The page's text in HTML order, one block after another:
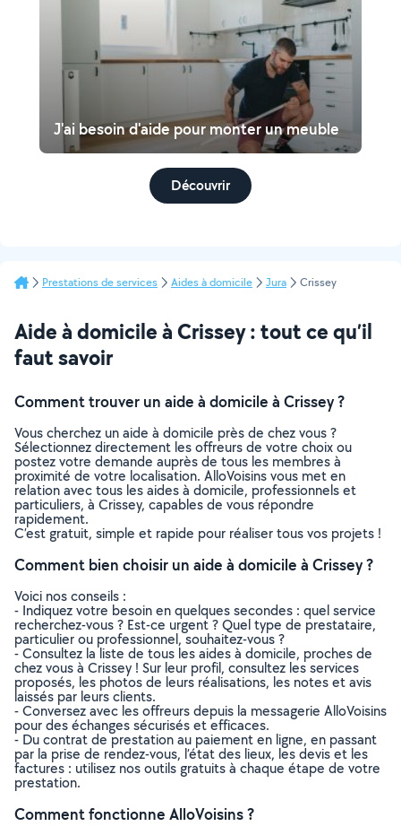
J'ai besoin d'aide pour monter un meuble
Découvrir
Prestations de services Aides à domicile Jura Crissey
Aide à domicile à Crissey : tout ce qu’il
faut savoir
Comment trouver un aide à domicile à Crissey ?
Vous cherchez un aide à domicile près de chez vous ?
Sélectionnez directement les offreurs de votre choix ou
postez votre demande auprès de tous les membres à
proximité de votre localisation. AlloVoisins vous met en
relation avec tous les aides à domicile, professionnels et
particuliers, à Crissey, capables de vous répondre
rapidement.
C’est gratuit, simple et rapide pour réaliser tous vos projets !
Comment bien choisir un aide à domicile à Crissey ?
Voici nos conseils :
- Indiquez votre besoin en quelques secondes : quel service
recherchez-vous ? Est-ce urgent ? Quel type de prestataire,
particulier ou professionnel, souhaitez-vous ?
- Consultez la liste de tous les aides à domicile, proches de
chez vous à Crissey ! Sur leur profil, consultez les services
proposés, les photos de leurs réalisations, les notes et avis
laissés par leurs clients.
- Conversez avec les offreurs depuis la messagerie AlloVoisins
pour des échanges sécurisés et efficaces.
- Du contrat de prestation au paiement en ligne, en passant
par la prise de rendez-vous, l’état des lieux, les devis et les
factures : utilisez nos outils gratuits à chaque étape de votre
prestation.
Comment fonctionne AlloVoisins ?